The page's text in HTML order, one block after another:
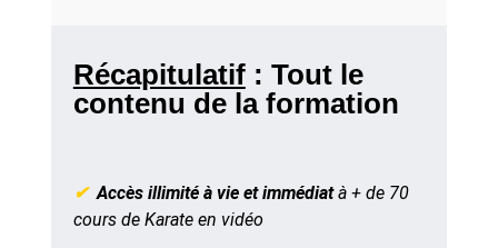
Récapitulatif: Tout le
contenu de la formation
✔ Accès illimité à vie et immédiatà + de 70
cours de Karate en vidéo